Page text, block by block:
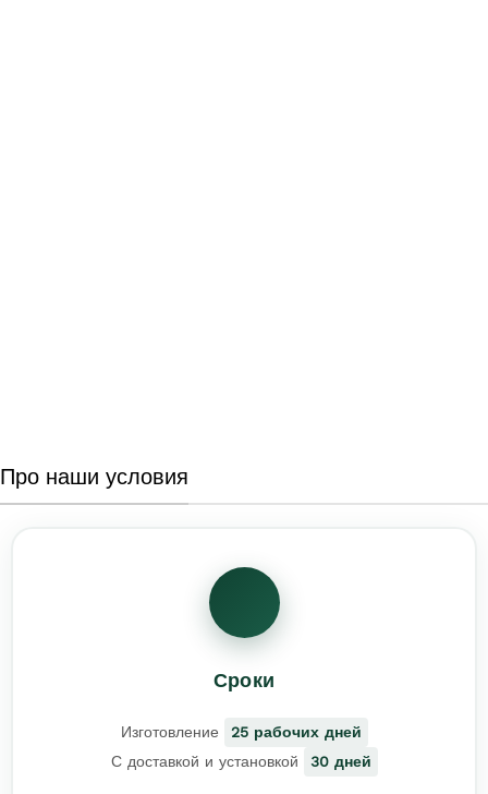
Про наши условия
Сроки
Изготовление
25 рабочих дней
С доставкой и установкой
30 дней